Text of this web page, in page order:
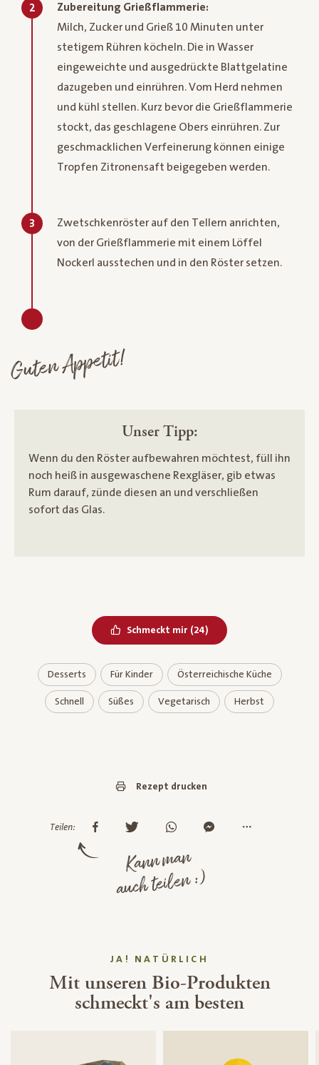
2
Zubereitung Grießflammerie:
Milch, Zucker und Grieß 10 Minuten unter
stetigem Rühren köcheln. Die in Wasser
eingeweichte und ausgedrückte Blattgelatine
dazugeben und einrühren. Vom Herd nehmen
und kühl stellen. Kurz bevor die Grießflammerie
stockt, das geschlagene Obers einrühren. Zur
geschmacklichen Verfeinerung können einige
Tropfen Zitronensaft beigegeben werden.
3
Zwetschkenröster auf den Tellern anrichten,
von der Grießflammerie mit einem Löffel
Nockerl ausstechen und in den Röster setzen.
Guten Appetit!
Unser Tipp:
Wenn du den Röster aufbewahren möchtest, füll ihn
noch heiß in ausgewaschene Rexgläser, gib etwas
Rum darauf, zünde diesen an und verschließen
sofort das Glas.
Schmeckt mir Bereits geliked
(24)
Desserts Für Kinder Österreichische Küche
Schnell Süßes Vegetarisch Herbst
Rezept drucken
Teilen:
Kann man
auch teilen :)
JA! NATÜRLICH
Mit unseren Bio-Produkten
schmeckt's am besten